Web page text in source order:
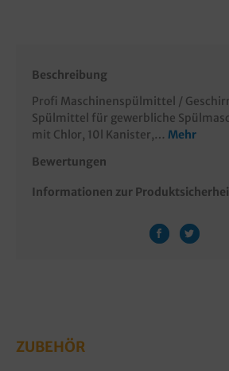
Beschreibung
Profi Maschinenspülmittel /
Spülmittel für gewerbliche
mit Chlor, 10l Kanister,… Mehr
Bewertungen
Informationen zur
ZUBEHÖR